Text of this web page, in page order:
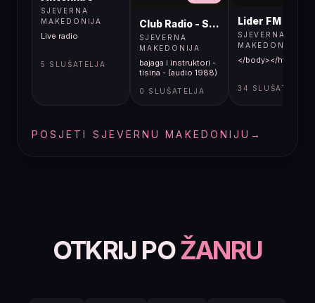
SJEVERNA
MAKEDONIJA
Live radio
5 SLUŠATELJA
Club Radio - Skopje, Mcedonia
SJEVERNA
MAKEDONIJA
bajaga i instruktori -
tisina - (audio 1988)
0 SLUŠATELJA
Lider FM 107,4
SJEVERNA
MAKEDONIJA
</body></html>
34 SLUŠATELJA
POSJETI SJEVERNU MAKEDONIJU →
OTKRIJ POŽANRU